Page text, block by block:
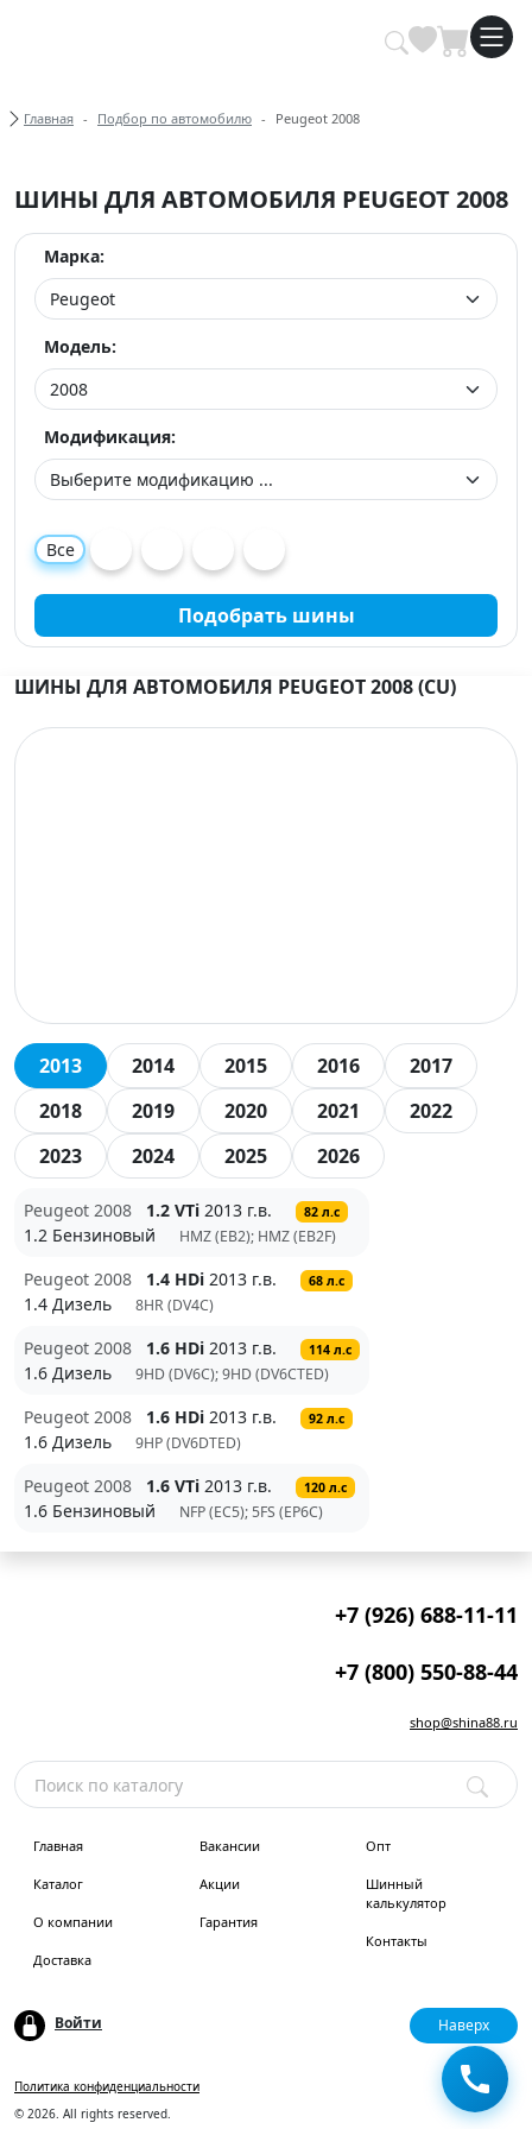
Купить автомобильные шины
Хлебные крошки
Главная Подбор по автомобилю Peugeot 2008
ШИНЫ ДЛЯ АВТОМОБИЛЯ PEUGEOT 2008
Марка:
Модель:
Модификация:
Все
Подобрать шины
ШИНЫ ДЛЯ АВТОМОБИЛЯ PEUGEOT 2008 (CU)
2013 2014 2015 2016
2017
2018
2019 2020 2021
2022
2023
2024 2025 2026
Peugeot 2008 1.2 VTi 2013 г.в. 82 л.с
1.2 Бензиновый HMZ (EB2); HMZ (EB2F)
Peugeot 2008 1.4 HDi 2013 г.в. 68 л.с
1.4 Дизель 8HR (DV4C)
Peugeot 2008 1.6 HDi 2013 г.в. 114 л.с
1.6 Дизель 9HD (DV6C); 9HD (DV6CTED)
Peugeot 2008 1.6 HDi 2013 г.в. 92 л.с
1.6 Дизель 9HP (DV6DTED)
Peugeot 2008 1.6 VTi 2013 г.в. 120 л.с
1.6 Бензиновый NFP (EC5); 5FS (EP6C)
+7 (926) 688-11-11
+7 (800) 550-88-44
shop@shina88.ru
Главная
Каталог
О компании
Доставка
Вакансии
Акции
Гарантия
Опт
Шинный
калькулятор
Контакты
Войти Наверх
Политика конфиденциальности
© 2026. All rights reserved.